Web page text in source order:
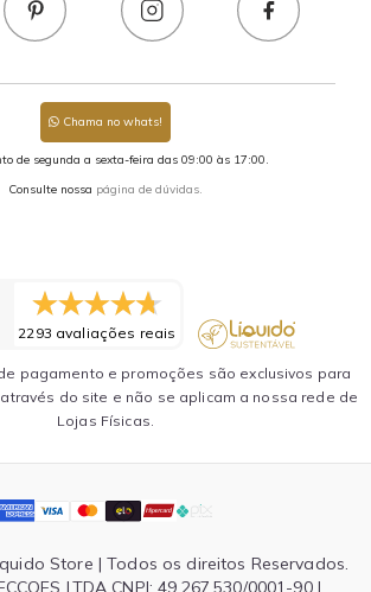
Chama no whats!
de segunda a sexta-feira das 09:00 às 17:00.
Consulte nossa página de dúvidas.
2293 avaliações reais
pagamento e promoções são exclusivos para
do site e não se aplicam a nossa rede de
Lojas Físicas.
Store | Todos os direitos Reservados.
LTDA CNPJ: 49.267.530/0001-90 |